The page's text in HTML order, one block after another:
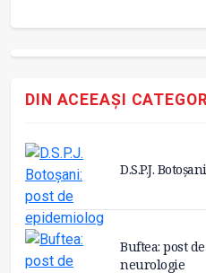
DIN ACEEAȘI
D.S.P.J.
Buftea: post
neurologie